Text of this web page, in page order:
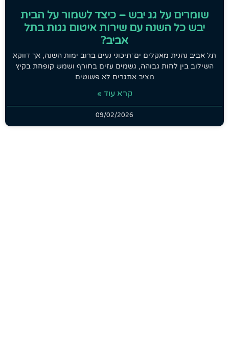
שומרים על גג יבש – כיצד לשמור על הבית
יבש כל השנה עם שירות איטום גגות בתל
אביב?
תל אביב נהנית מאקלים ים־תיכוני נעים ברוב ימות השנה, אך דווקא
השילוב בין לחות גבוהה, גשמים עזים בחורף ושמש קופחת בקיץ
מציב אתגרים לא פשוטים
קרא עוד »
09/02/2026